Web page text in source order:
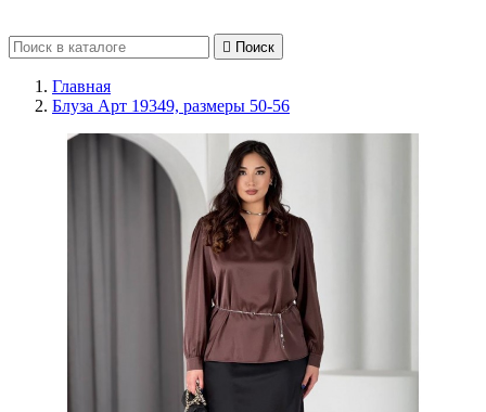
 Поиск
Главная
Блуза Арт 19349, размеры 50-56